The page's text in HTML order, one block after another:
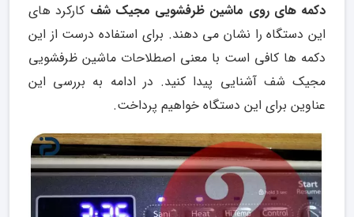
دکمه های روی ماشین ظرفشویی مجیک شف کارکرد های
این دستگاه را نشان می دهند. برای استفاده درست از این
دکمه ها کافی است با معنی اصطلاحات ماشین ظرفشویی
مجیک شف آشنایی پیدا کنید. در ادامه به بررسی این
عناوین برای این دستگاه خواهیم پرداخت.